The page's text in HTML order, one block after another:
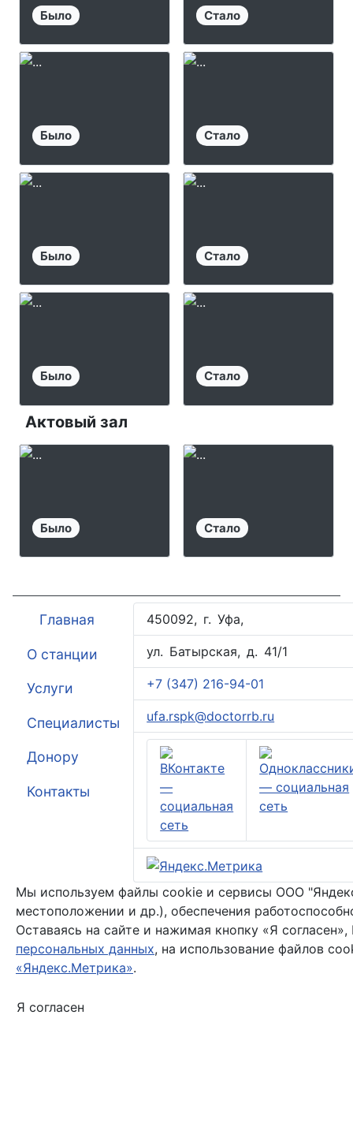
Было Стало
Было Стало
Было Стало
Было Стало
Актовый зал
Было Стало
Главная
О станции
Услуги
Специалисты
Донору
Контакты
450092, г. Уфа,
ул. Батырская, д. 41/1
+7 (347) 216-94-01
ufa.rspk@doctorrb.ru
Мы используем файлы cookie и сервисы ООО
местоположении и др.), обеспечения
Оставаясь на сайте и нажимая кнопку «Я
персональных данных, на использование файлов
«Яндекс.Метрика».
Я согласен